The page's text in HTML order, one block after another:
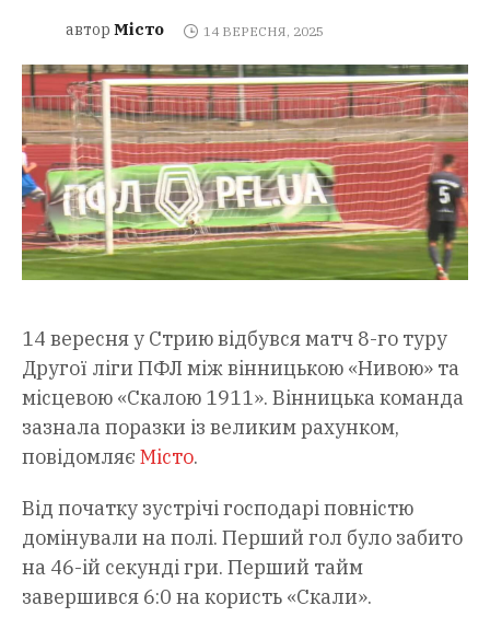
автор Місто 14 ВЕРЕСНЯ, 2025
14 вересня у Стрию відбувся матч 8-го туру
Другої ліги ПФЛ між вінницькою «Нивою» та
місцевою «Скалою 1911». Вінницька команда
зазнала поразки із великим рахунком,
повідомляє Місто.
Від початку зустрічі господарі повністю
домінували на полі. Перший гол було забито
на 46-ій секунді гри. Перший тайм
завершився 6:0 на користь «Скали».